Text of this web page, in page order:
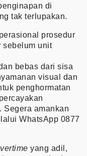
di
tak terlupakan.
prosedur
sebelum unit
bebas dari sisa
visual dan
penghormatan
Segera amankan
WhatsApp 0877
yang adil,